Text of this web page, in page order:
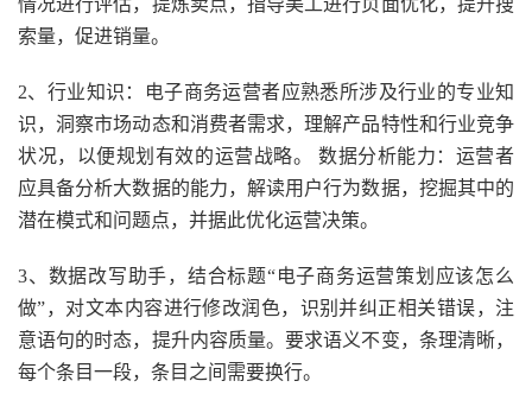
情况进行评估，提炼卖点，指导美工进行页面优化，提升搜
索量，促进销量。
2、行业知识：电子商务运营者应熟悉所涉及行业的专业知
识，洞察市场动态和消费者需求，理解产品特性和行业竞争
状况，以便规划有效的运营战略。 数据分析能力：运营者
应具备分析大数据的能力，解读用户行为数据，挖掘其中的
潜在模式和问题点，并据此优化运营决策。
3、数据改写助手，结合标题“电子商务运营策划应该怎么
做”，对文本内容进行修改润色，识别并纠正相关错误，注
意语句的时态，提升内容质量。要求语义不变，条理清晰，
每个条目一段，条目之间需要换行。